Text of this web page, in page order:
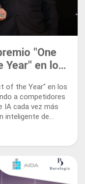
"One
Year" en los
of the Year" en los
a competidores
IA cada vez más
inteligente de